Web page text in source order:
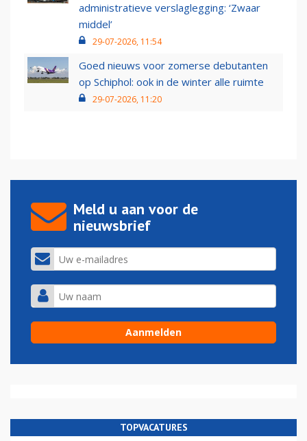
administratieve verslaglegging: ‘Zwaar
middel’
29-07-2026, 11:54
Goed nieuws voor zomerse debutanten
op Schiphol: ook in de winter alle ruimte
29-07-2026, 11:20
Meld u aan voor de
nieuwsbrief
TOPVACATURES